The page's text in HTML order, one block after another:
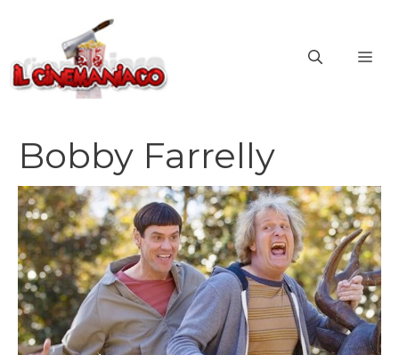
contenuto
Bobby Farrelly